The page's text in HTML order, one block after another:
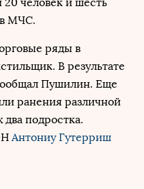
в МЧС.
ряды в
В результате
Пушилин. Еще
ранения различной
подростка.
Антониу Гутерриш